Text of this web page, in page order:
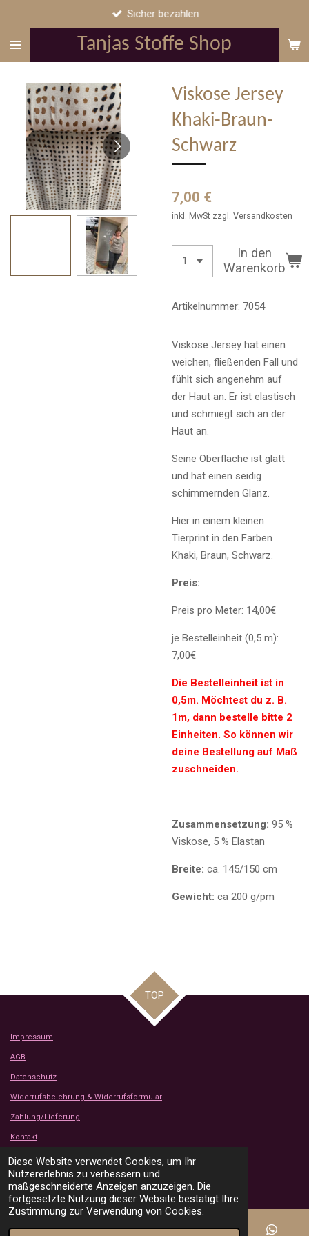
Diese Website verwendet Cookies, um Ihr
Nutzererlebnis zu verbessern und
maßgeschneiderte Anzeigen anzuzeigen. Die
fortgesetzte Nutzung dieser Website bestätigt Ihre
Zustimmung zur Verwendung von Cookies.
springen
Tanjas Stoffe Shop
Sicher bezahlen
Viskose Jersey
Khaki-Braun-
Schwarz
7,00 €
inkl. MwSt zzgl. Versandkosten
In den
Warenkorb
Artikelnummer: 7054
Viskose Jersey hat einen
weichen, fließenden Fall und
fühlt sich angenehm auf
der Haut an. Er ist elastisch
und schmiegt sich an der
Haut an.
Seine Oberfläche ist glatt
und hat einen seidig
schimmernden Glanz.
Hier in einem kleinen
Tierprint in den Farben
Khaki, Braun, Schwarz.
Preis:
Preis pro Meter: 14,00€
je Bestelleinheit (0,5 m):
7,00€
Die Bestelleinheit ist in
0,5m. Möchtest du z. B.
1m, dann bestelle bitte 2
Einheiten. So können wir
deine Bestellung auf Maß
zuschneiden.
Zusammensetzung: 95 %
Viskose, 5 % Elastan
Breite: ca. 145/150 cm
Gewicht: ca 200 g/pm
TOP
Impressum
AGB
Datenschutz
Widerrufsbelehrung & Widerrufsformular
Zahlung/Lieferung
Kontakt
Kundenbewertungen
© 2024 - 2026 Tanjas Stoffe Shop
Mit Unterstützung von Webador